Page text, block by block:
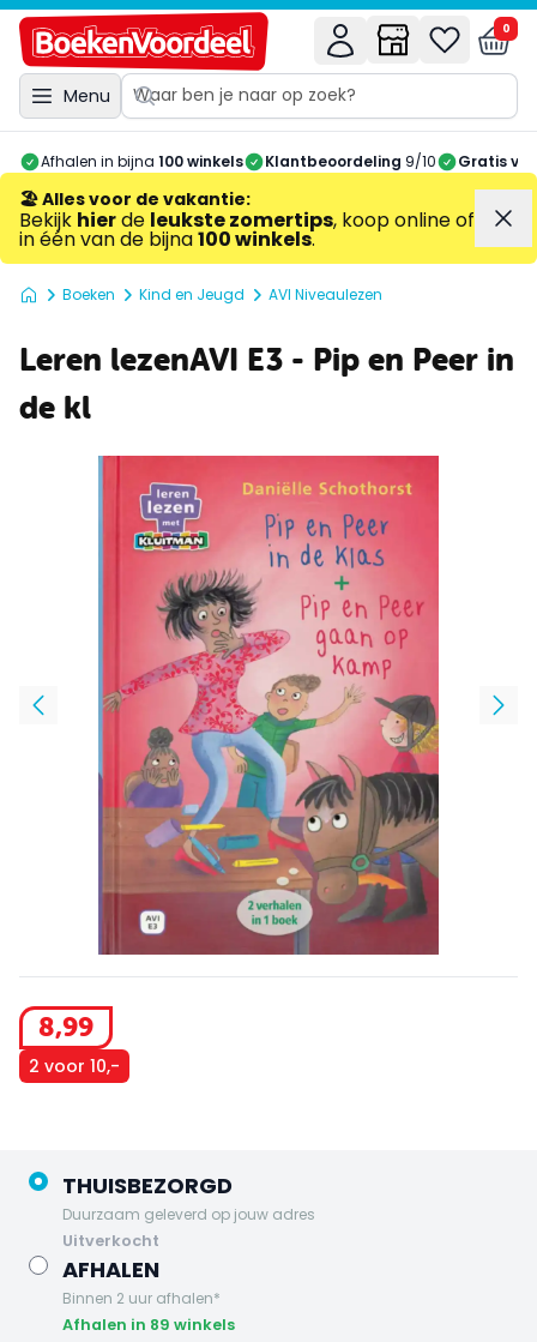
Menu
0
Afhalen in bijna 100 winkels Klantbeoordeling 9/10 Gratis
🏖️ Alles voor de vakantie:
Bekijk hierde leukste zomertips, koop online of
in één van de bijna100 winkels.
Boeken Kind en Jeugd AVI Niveaulezen
Leren lezenAVI E3 - Pip en Peer in
de kl
8,99
2 voor 10,-
THUISBEZORGD
Duurzaam geleverd op jouw adres
uitverkocht
AFHALEN
Binnen 2 uur afhalen*
Afhalen in 89 winkels